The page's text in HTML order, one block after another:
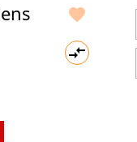

